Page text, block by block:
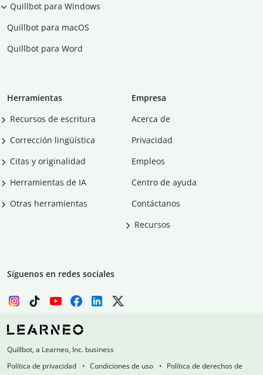
Quillbot para Windows
Quillbot para macOS
Quillbot para Word
Herramientas
Recursos de escritura
Corrección lingüística
Citas y originalidad
Herramientas de IA
Otras herramientas
Empresa
Acerca de
Privacidad
Empleos
Centro de ayuda
Contáctanos
Recursos
Síguenos en redes sociales
Quillbot, a Learneo, Inc. business
Política de privacidad
Condiciones de uso
Política de derechos de